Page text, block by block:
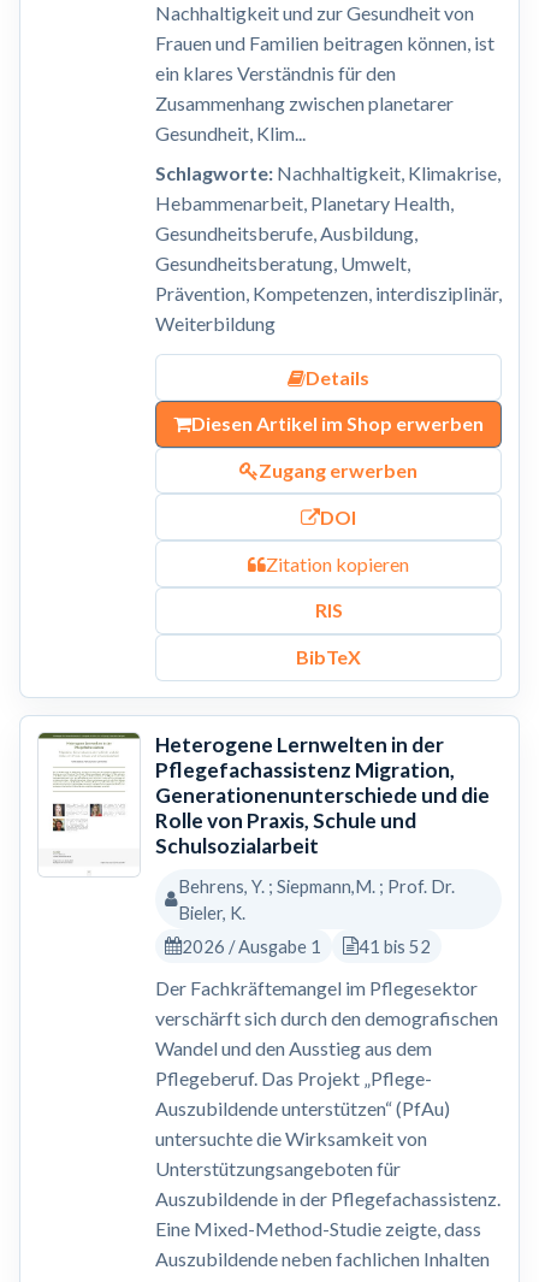
Nachhaltigkeit und zur Gesundheit von
Frauen und Familien beitragen können, ist
ein klares Verständnis für den
Zusammenhang zwischen planetarer
Gesundheit, Klim...
Schlagworte:Nachhaltigkeit, Klimakrise,
Hebammenarbeit, Planetary Health,
Gesundheitsberufe, Ausbildung,
Gesundheitsberatung, Umwelt,
Prävention, Kompetenzen, interdisziplinär,
Weiterbildung
Details
Diesen Artikel im Shop erwerben
Zugang erwerben
DOI
Zitation kopieren
RIS
BibTeX
Heterogene Lernwelten in der
Pflegefachassistenz Migration,
Generationenunterschiede und die
Rolle von Praxis, Schule und
Schulsozialarbeit
Behrens, Y. ; Siepmann,M. ; Prof. Dr.
Bieler, K.
2026 / Ausgabe 1
41 bis 52
Der Fachkräftemangel im Pflegesektor
verschärft sich durch den demografischen
Wandel und den Ausstieg aus dem
Pflegeberuf. Das Projekt „Pflege-
Auszubildende unterstützen“ (PfAu)
untersuchte die Wirksamkeit von
Unterstützungsangeboten für
Auszubildende in der Pflegefachassistenz.
Eine Mixed-Method-Studie zeigte, dass
Auszubildende neben fachlichen Inhalten